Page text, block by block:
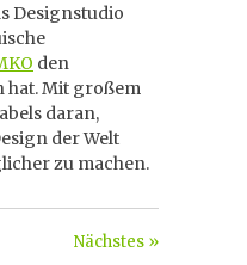
Designstudio
den
hat. Mit großem
daran,
der Welt
zu machen.
Nächstes »